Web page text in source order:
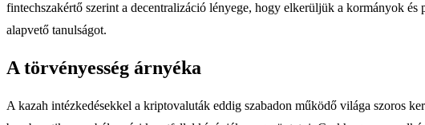
fintechszakértő szerint a decentralizáció lényege, hogy elkerüljük a kormányok
alapvető tanulságot.
A törvényesség árnyéka
A kazah intézkedésekkel a kriptovaluták eddig szabadon működő világa szoros